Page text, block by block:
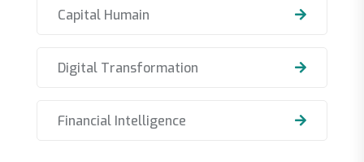
Capital Humain
Digital Transformation
Financial Intelligence